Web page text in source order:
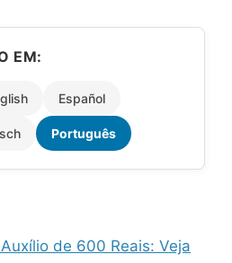
EM:
Español
Português
de 600 Reais: Veja